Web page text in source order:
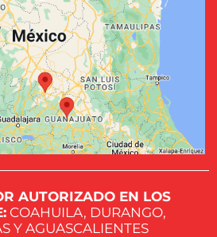
AUTORIZADO EN LOS
COAHUILA, DURANGO,
Y AGUASCALIENTES